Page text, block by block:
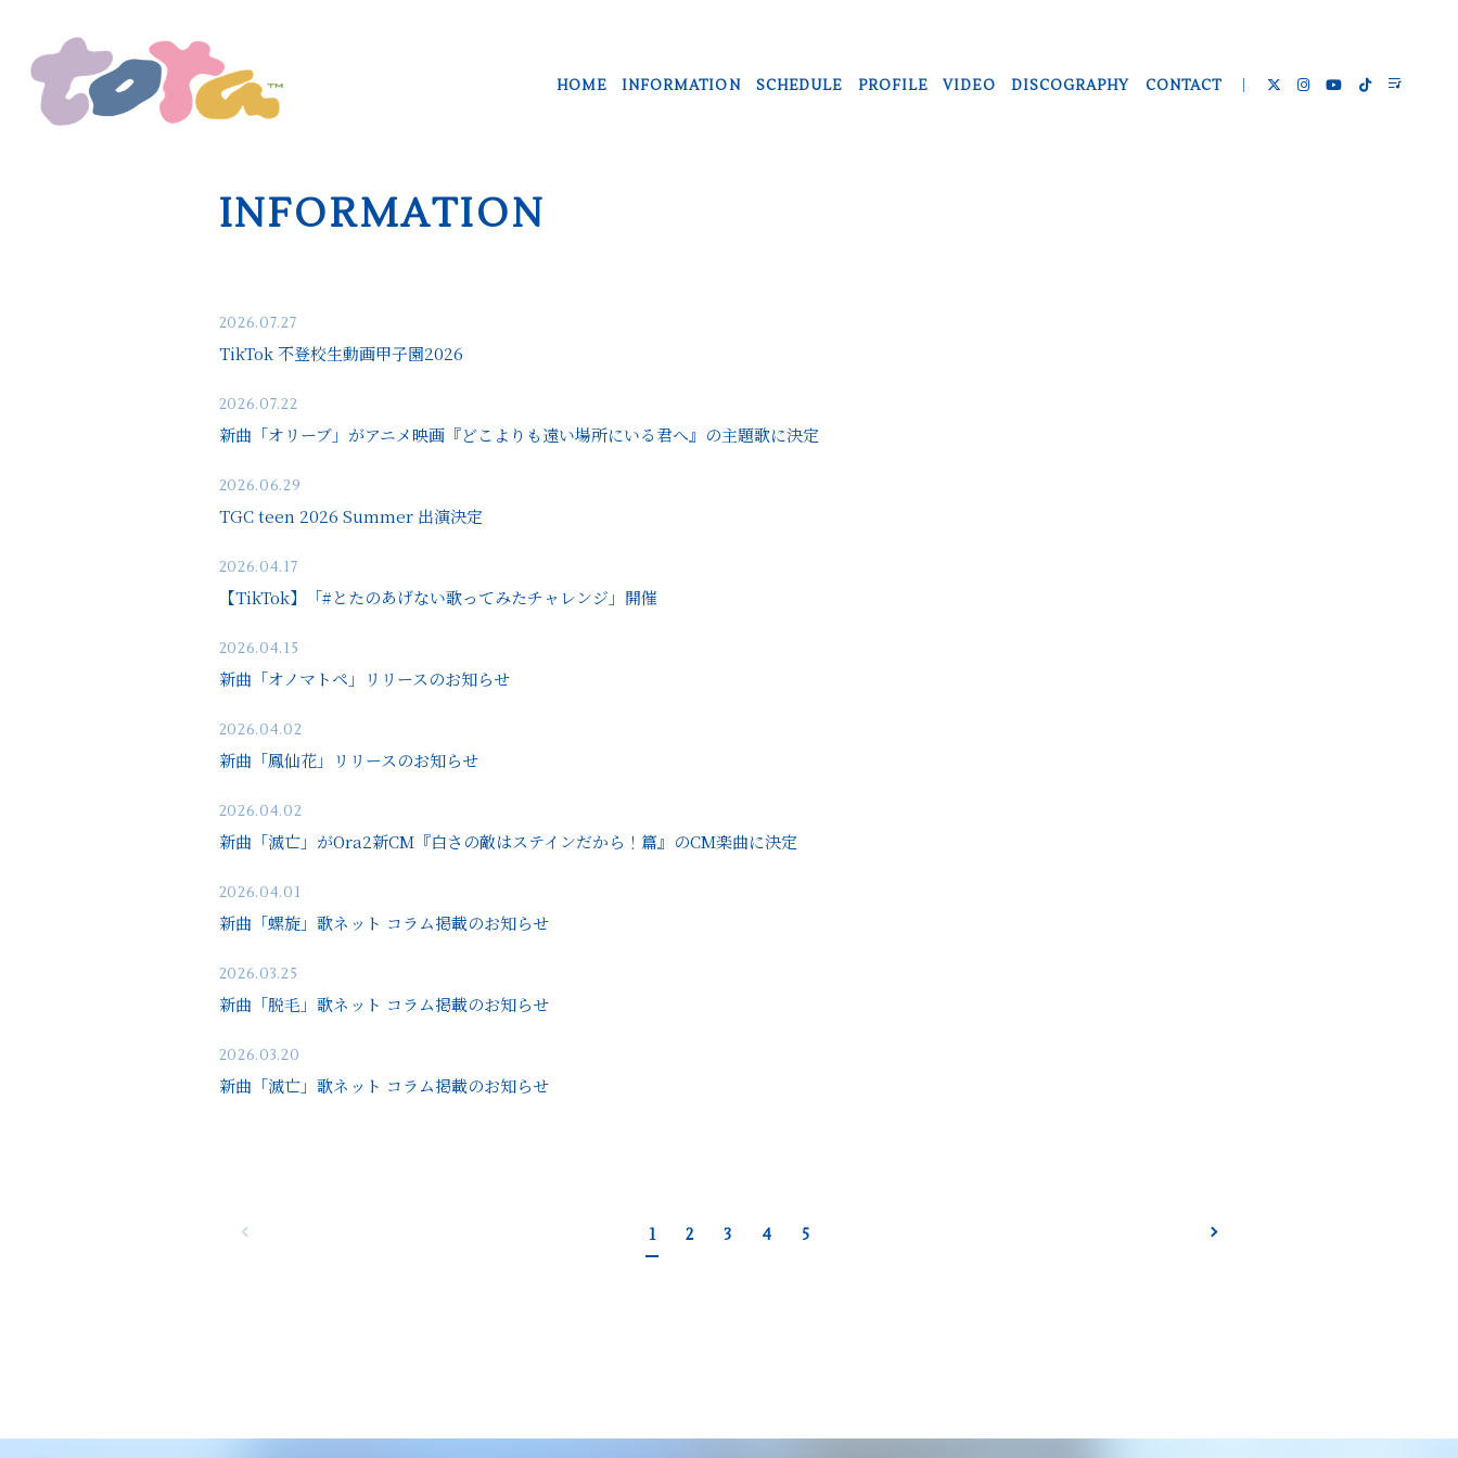
HOME INFORMATION SCHEDULE PROFILE VIDEO DISCOGRAPHY CONTACT
INFORMATION
2026.07.27
TikTok 不登校生動画甲子園2026
2026.07.22
新曲「オリーブ」がアニメ映画『どこよりも遠い場所にいる君へ』の主題歌に決定
2026.06.29
TGC teen 2026 Summer 出演決定
2026.04.17
【TikTok】「#とたのあげない歌ってみたチャレンジ」開催
2026.04.15
新曲「オノマトペ」リリースのお知らせ
2026.04.02
新曲「鳳仙花」リリースのお知らせ
2026.04.02
新曲「滅亡」がOra2新CM『白さの敵はステインだから！篇』のCM楽曲に決定
2026.04.01
新曲「螺旋」歌ネット コラム掲載のお知らせ
2026.03.25
新曲「脱毛」歌ネット コラム掲載のお知らせ
2026.03.20
新曲「滅亡」歌ネット コラム掲載のお知らせ
1 2 3 4 5